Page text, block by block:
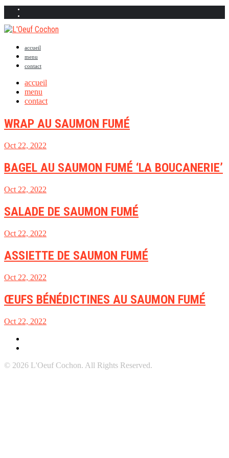
accueil
menu
contact
accueil
menu
contact
WRAP AU SAUMON FUMÉ
Oct 22, 2022
BAGEL AU SAUMON FUMÉ ‘LA BOUCANERIE’
Oct 22, 2022
SALADE DE SAUMON FUMÉ
Oct 22, 2022
ASSIETTE DE SAUMON FUMÉ
Oct 22, 2022
ŒUFS BÉNÉDICTINES AU SAUMON FUMÉ
Oct 22, 2022
© 2026 L'Oeuf Cochon. All Rights Reserved.